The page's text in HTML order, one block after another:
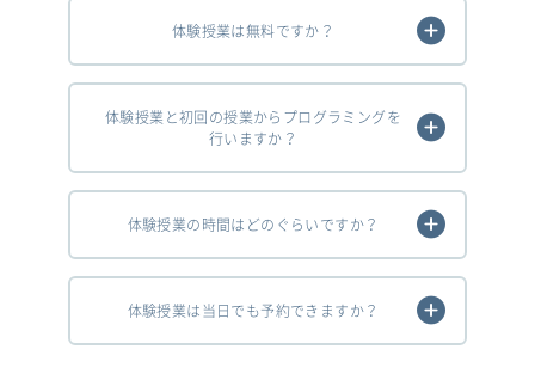
体験授業は無料ですか？
体験授業と初回の授業からプログラミングを
行いますか？
体験授業の時間はどのぐらいですか？
体験授業は当日でも予約できますか？